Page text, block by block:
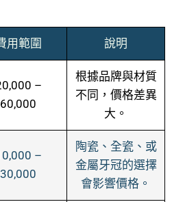
用範圍 說明
–
60,000
根據品牌與材質
不同，價格差異
大。
–
30,000
陶瓷、全瓷、或
金屬牙冠的選擇
會影響價格。